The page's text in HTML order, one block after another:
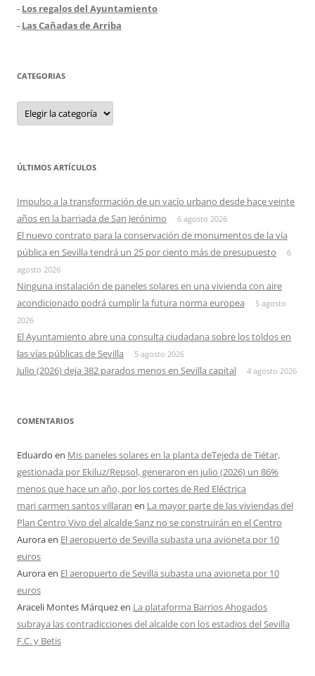
- Los regalos del Ayuntamiento
- Las Cañadas de Arriba
CATEGORIAS
Categorias
ÚLTIMOS ARTÍCULOS
Impulso a la transformación de un vacío urbano desde hace veinte
años en la barriada de San Jerónimo
6 agosto 2026
El nuevo contrato para la conservación de monumentos de la vía
pública en Sevilla tendrá un 25 por ciento más de presupuesto
6
agosto 2026
Ninguna instalación de paneles solares en una vivienda con aire
acondicionado podrá cumplir la futura norma europea
5 agosto
2026
El Ayuntamiento abre una consulta ciudadana sobre los toldos en
las vías públicas de Sevilla
5 agosto 2026
Julio (2026) deja 382 parados menos en Sevilla capital 4 agosto 2026
COMENTARIOS
Eduardo en Mis paneles solares en la planta deTejeda de Tiétar,
gestionada por Ekiluz/Repsol, generaron en julio (2026) un 86%
menos que hace un año, por los cortes de Red Eléctrica
mari carmen santos villaran en La mayor parte de las viviendas del
Plan Centro Vivo del alcalde Sanz no se construirán en el Centro
Auroraen El aeropuerto de Sevilla subasta una avioneta por 10
euros
Auroraen El aeropuerto de Sevilla subasta una avioneta por 10
euros
Araceli Montes Márquezen La plataforma Barrios Ahogados
subraya las contradicciones del alcalde con los estadios del Sevilla
F.C. y Betis